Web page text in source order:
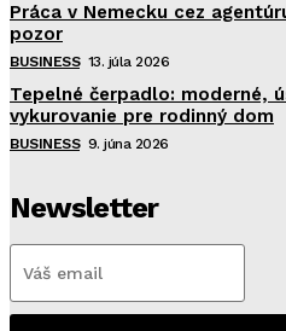
Práca v Nemecku cez
pozor
BUSINESS 13. júla 2026
Tepelné čerpadlo: moderné,
vykurovanie pre rodinný dom
BUSINESS 9. júna 2026
Newsletter